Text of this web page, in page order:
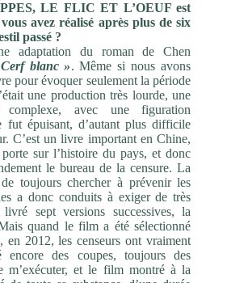
LE FLIC ET L’OEUF est
avez réalisé après plus de six
passé ?
adaptation du roman de Chen
blanc ». Même si nous avons
pour évoquer seulement la période
une production très lourde, une
complexe, avec une figuration
fut épuisant, d’autant plus difficile
C’est un livre important en Chine,
sur l’histoire du pays, et donc
le bureau de la censure. La
toujours chercher à prévenir les
a donc conduits à exiger de très
livré sept versions successives, la
quand le film a été sélectionné
2012, les censeurs ont vraiment
encore des coupes, toujours des
m’exécuter, et le film montré à la